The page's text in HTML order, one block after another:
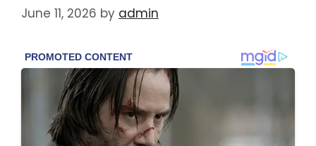
June 11, 2026 by admin